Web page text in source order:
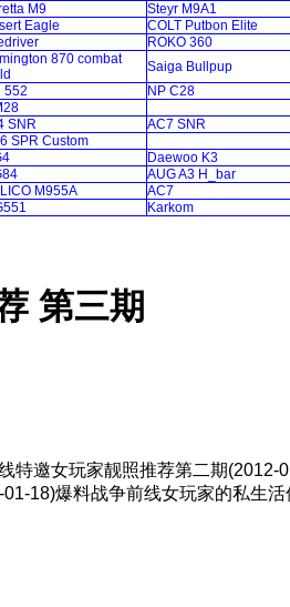
M9 Steyr M9A1
Eagle COLT Putbon Elite
ROKO 360
870 combat
Saiga Bullpup
552 NP C28
SNR AC7 SNR
SPR Custom
Daewoo K3
AUG A3 H_bar
M955A AC7
Karkom
第三期
特邀女玩家靓照推荐第二期(2012-
18)爆料战争前线女玩家的私生